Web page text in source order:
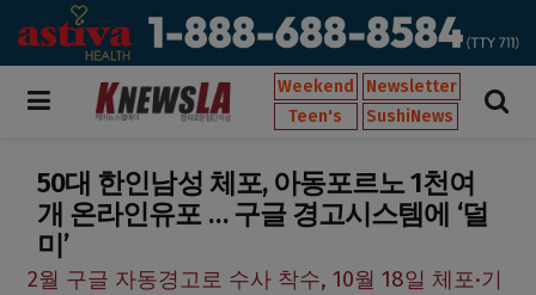
Weekend
Newsletter
Teen's
SushiNews
50대 한인남성 체포, 아동포르노 1천여
개 온라인유포 … 구글 경고시스템에 ‘덜
미’
2월 구글 자동경고로 수사 착수, 10월 18일 체포·기